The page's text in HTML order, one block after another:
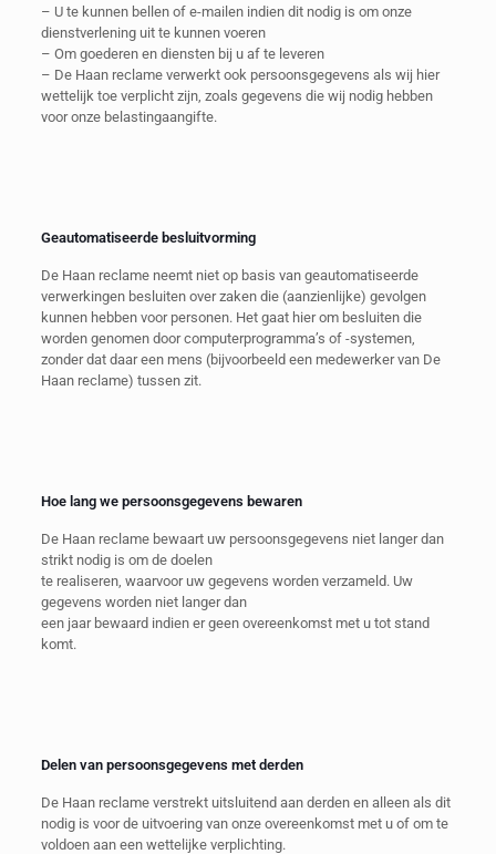
– U te kunnen bellen of e-mailen indien dit nodig is om onze
dienstverlening uit te kunnen voeren
– Om goederen en diensten bij u af te leveren
– De Haan reclame verwerkt ook persoonsgegevens als wij hier
wettelijk toe verplicht zijn, zoals gegevens die wij nodig hebben
voor onze belastingaangifte.
Geautomatiseerde besluitvorming
De Haan reclame neemt niet op basis van geautomatiseerde
verwerkingen besluiten over zaken die (aanzienlijke) gevolgen
kunnen hebben voor personen. Het gaat hier om besluiten die
worden genomen door computerprogramma’s of -systemen,
zonder dat daar een mens (bijvoorbeeld een medewerker van De
Haan reclame) tussen zit.
Hoe lang we persoonsgegevens bewaren
De Haan reclame bewaart uw persoonsgegevens niet langer dan
strikt nodig is om de doelen
te realiseren, waarvoor uw gegevens worden verzameld. Uw
gegevens worden niet langer dan
een jaar bewaard indien er geen overeenkomst met u tot stand
komt.
Delen van persoonsgegevens met derden
De Haan reclame verstrekt uitsluitend aan derden en alleen als dit
nodig is voor de uitvoering van onze overeenkomst met u of om te
voldoen aan een wettelijke verplichting.